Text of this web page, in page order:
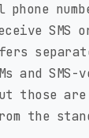
phone
SMS
and
those
the